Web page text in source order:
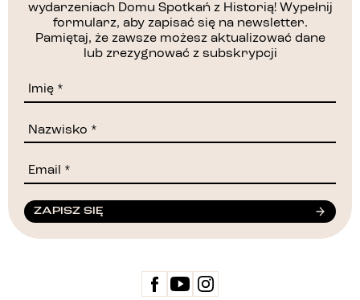
wydarzeniach Domu Spotkań z Historią! Wypełnij
formularz, aby zapisać się na newsletter.
Pamiętaj, że zawsze możesz aktualizować dane
lub zrezygnować z subskrypcji
ZAPISZ SIĘ